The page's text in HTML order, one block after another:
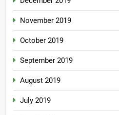
November 2019
October 2019
September 2019
August 2019
July 2019